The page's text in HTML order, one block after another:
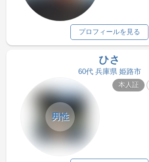
プロフィールを見る
ひさ
60代 兵庫県 姫路市
男性
本人証